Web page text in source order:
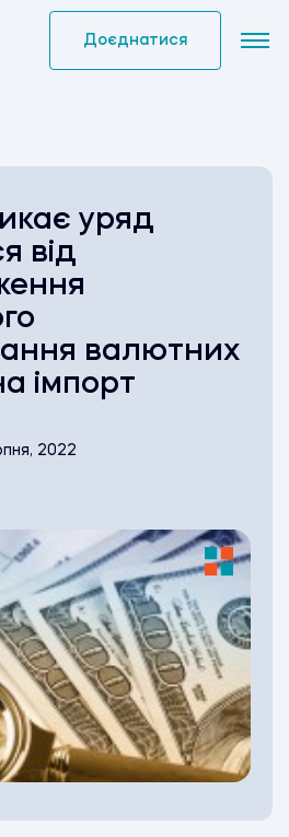
Доєднатися
уряд
від
валютних
імпорт
2022